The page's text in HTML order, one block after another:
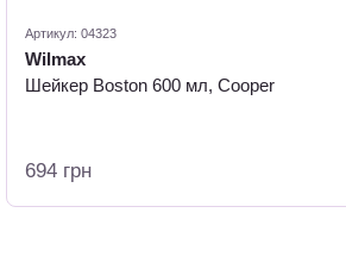
Артикул: 04323
Wilmax
Шейкер Boston 600 мл, Cooper
694 грн